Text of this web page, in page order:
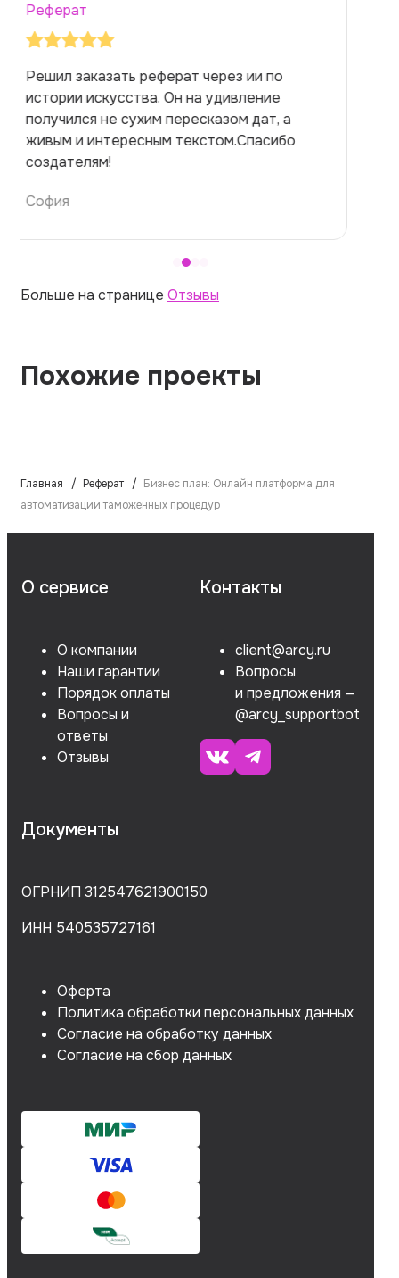
Реферат
Заказывала реферат с помощью нейросети
на медицинскую тему. Ожидала худшего,
но справилась. Термины использовала
правильно. Для быстрого ознакомления с
темой — идеально.
Алина
Больше на странице Отзывы
Похожие проекты
Главная Реферат
Бизнес план: Онлайн платформа для
автоматизации таможенных процедур
О сервисе
О компании
Наши гарантии
Порядок оплаты
Вопросы и
ответы
Отзывы
Контакты
client@arcy.ru
Вопросы
и предложения —
@arcy_supportbot
Документы
ОГРНИП 312547621900150
ИНН 540535727161
Оферта
Политика обработки персональных данных
Согласие на обработку данных
Согласие на сбор данных